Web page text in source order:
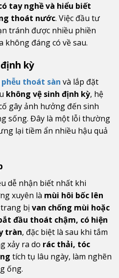
tay nghề và hiểu biết
thoát nước. Việc đầu tư
tránh được nhiều phiền
không đáng có về sau.
kỳ
phễu thoát sàn và lắp đặt
không vệ sinh định kỳ, hệ
gây ảnh hưởng đến sinh
sống. Đây là một lỗi thường
lại tiềm ẩn nhiều hậu quả
dễ nhận biết nhất khi
xuyên là mùi hôi bốc lên
bị van chống mùi hoặc
đầu thoát chậm, có hiện
tràn, đặc biệt là sau khi tắm
xảy ra do rác thải, tóc
tích tụ lâu ngày, làm nghẽn
ống.